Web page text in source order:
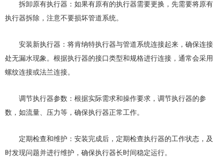
拆卸原有执行器：如果有原有的执行器需要更换，先需要将原有
执行器拆除，注意不要损坏管道系统。
安装新执行器：将肯纳特执行器与管道系统连接起来，确保连接
处无漏水现象。根据执行器的接口类型和规格进行连接，通常会采用
螺纹连接或法兰连接。
调节执行器参数：根据实际需求和操作要求，调节执行器的参
数，如流量、压力等，确保执行器正常工作。
定期检查和维护：安装完成后，定期检查执行器的工作状态，及
时发现问题并进行维护，确保执行器长时间稳定运行。